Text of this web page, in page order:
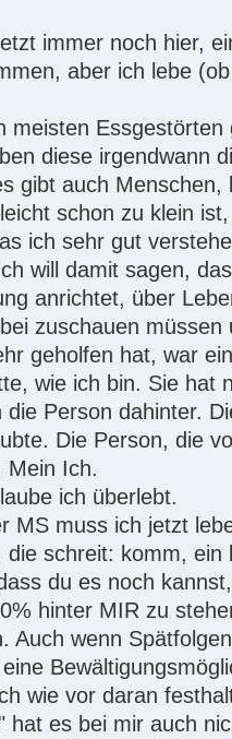
immer noch hier,
aber ich lebe
meisten
diese irgendwann
gibt auch Menschen,
schon zu klein
ich sehr gut
will damit sagen,
anrichtet, über
zuschauen
geholfen hat, war
wie ich bin. Sie hat
Person dahinter.
Die Person, die
Mein Ich.
ich überlebt.
MS muss ich jetzt
die schreit: komm, ein
du es noch
hinter MIR zu
Auch wenn
wie vor daran
hat es bei mir auch